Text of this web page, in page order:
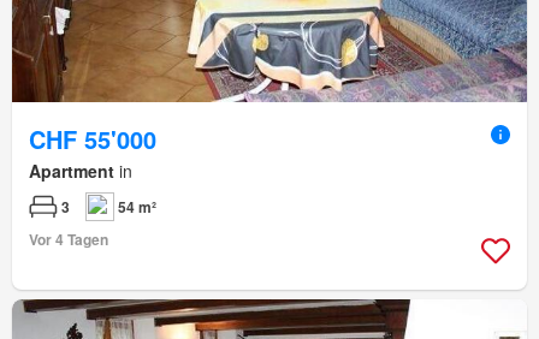
CHF 55'000
Apartment in
3
54 m²
Vor 4 Tagen